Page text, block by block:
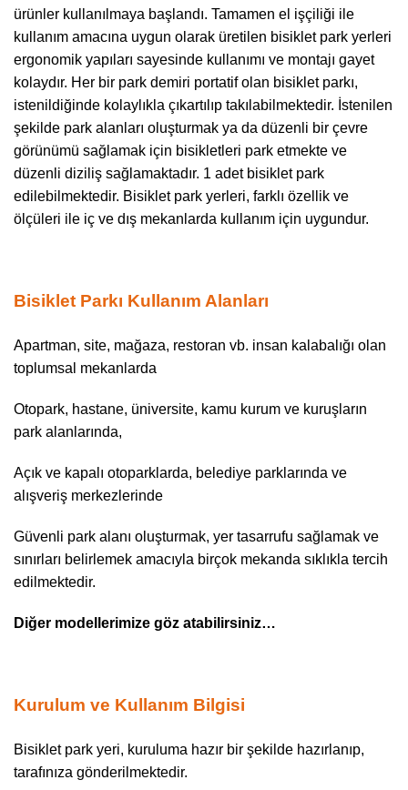
ürünler kullanılmaya başlandı. Tamamen el işçiliği ile
kullanım amacına uygun olarak üretilen bisiklet park yerleri
ergonomik yapıları sayesinde kullanımı ve montajı gayet
kolaydır. Her bir park demiri portatif olan bisiklet parkı,
istenildiğinde kolaylıkla çıkartılıp takılabilmektedir. İstenilen
şekilde park alanları oluşturmak ya da düzenli bir çevre
görünümü sağlamak için bisikletleri park etmekte ve
düzenli diziliş sağlamaktadır. 1 adet bisiklet park
edilebilmektedir. Bisiklet park yerleri, farklı özellik ve
ölçüleri ile iç ve dış mekanlarda kullanım için uygundur.
Bisiklet Parkı Kullanım Alanları
Apartman, site, mağaza, restoran vb. insan kalabalığı olan
toplumsal mekanlarda
Otopark, hastane, üniversite, kamu kurum ve kuruşların
park alanlarında,
Açık ve kapalı otoparklarda, belediye parklarında ve
alışveriş merkezlerinde
Güvenli park alanı oluşturmak, yer tasarrufu sağlamak ve
sınırları belirlemek amacıyla birçok mekanda sıklıkla tercih
edilmektedir.
Diğer modellerimize göz atabilirsiniz…
Kurulum ve Kullanım Bilgisi
Bisiklet park yeri, kuruluma hazır bir şekilde hazırlanıp,
tarafınıza gönderilmektedir.